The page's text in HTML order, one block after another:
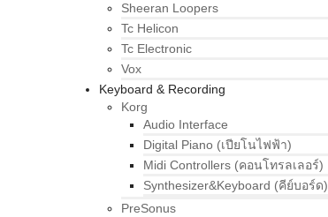
Sheeran Loopers
Tc Helicon
Tc Electronic
Vox
Keyboard & Recording
Korg
Audio Interface
Digital Piano (เปียโนไฟฟ้า)
Midi Controllers (คอนโทรลเลอร์)
Synthesizer&Keyboard (คีย์บอร์ด)
PreSonus